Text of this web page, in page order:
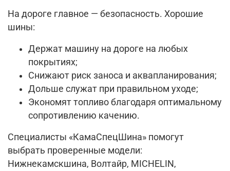
На дороге главное — безопасность. Хорошие
шины:
Держат машину на дороге на любых
покрытиях;
Снижают риск заноса и аквапланирования;
Дольше служат при правильном уходе;
Экономят топливо благодаря оптимальному
сопротивлению качению.
Специалисты «КамаСпецШина» помогут
выбрать проверенные модели:
Нижнекамскшина, Волтайр, MICHELIN,